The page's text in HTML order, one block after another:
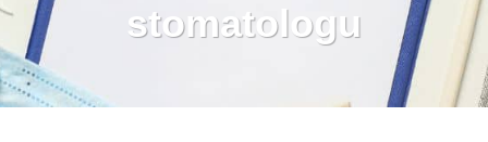
stomatologu